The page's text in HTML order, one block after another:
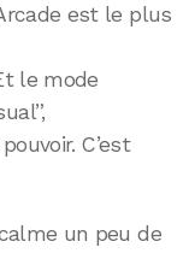
est le plus
le mode
C’est
un peu de